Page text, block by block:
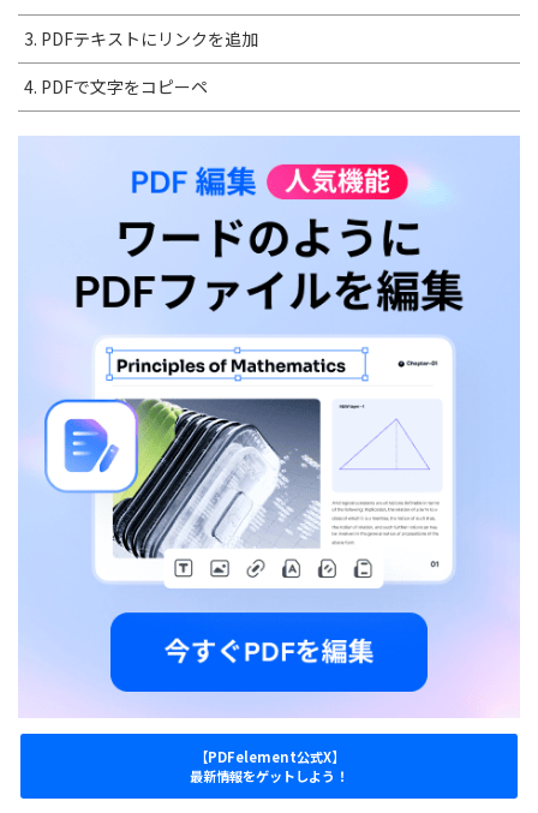
3. PDFテキストにリンクを追加
4. PDFで文字をコピーペ
【PDFelement公式X】
最新情報をゲットしよう！